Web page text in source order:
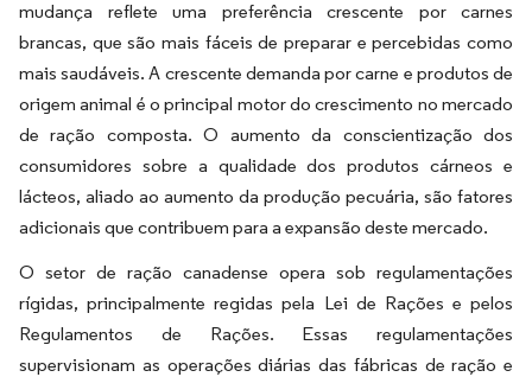
mudança reflete uma preferência crescente por carnes
brancas, que são mais fáceis de preparar e percebidas como
mais saudáveis. A crescente demanda por carne e produtos de
origem animal é o principal motor do crescimento no mercado
de ração composta. O aumento da conscientização dos
consumidores sobre a qualidade dos produtos cárneos e
lácteos, aliado ao aumento da produção pecuária, são fatores
adicionais que contribuem para a expansão deste mercado.
O setor de ração canadense opera sob regulamentações
rígidas, principalmente regidas pela Lei de Rações e pelos
Regulamentos de Rações. Essas regulamentações
supervisionam as operações diárias das fábricas de ração e